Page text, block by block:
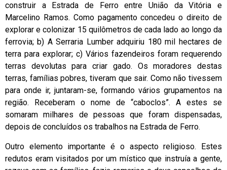
construir a Estrada de Ferro entre União da Vitória e
Marcelino Ramos. Como pagamento concedeu o direito de
explorar e colonizar 15 quilômetros de cada lado ao longo da
ferrovia; b) A Serraria Lumber adquiriu 180 mil hectares de
terra para explorar; c) Vários fazendeiros foram requerendo
terras devolutas para criar gado. Os moradores destas
terras, famílias pobres, tiveram que sair. Como não tivessem
para onde ir, juntaram-se, formando vários grupamentos na
região. Receberam o nome de “caboclos”. A estes se
somaram milhares de pessoas que foram dispensadas,
depois de concluídos os trabalhos na Estrada de Ferro.
Outro elemento importante é o aspecto religioso. Estes
redutos eram visitados por um místico que instruía a gente,